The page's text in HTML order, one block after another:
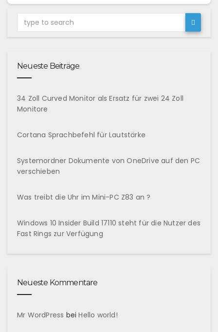
Neueste Beiträge
34 Zoll Curved Monitor als Ersatz für zwei 24 Zoll
Monitore
Cortana Sprachbefehl für Lautstärke
Systemordner Dokumente von OneDrive auf den PC
verschieben
Was treibt die Uhr im Mini-PC Z83 an ?
Windows 10 Insider Build 17110 steht für die Nutzer des
Fast Rings zur Verfügung
Neueste Kommentare
Mr WordPress beiHello world!